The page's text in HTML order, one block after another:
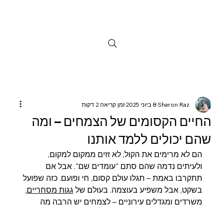
החיים הקסומים של הצמחים – ומה
שהם יכולים ללמד אותנו
Sharon Raz8 ביוני 2025 זמן קריאה 2 דקות
הם לא מרימים את הקול, לא זזים ממקום למקום,
ולעיתים נדמה שהם סתם "עומדים שם". אבל אם
תתקרבו באמת – תגלו עולם קסום, חי ופועם. כזה שפועל
בשקט, אבל משפיע בעוצמה. בעולם של גגות מסחריים,
משרדים ומגדלים עירוניים – לצמחים יש הרבה מה